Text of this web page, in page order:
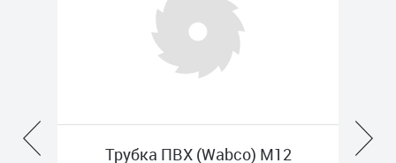
Трубка ПВХ (Wabco) M12